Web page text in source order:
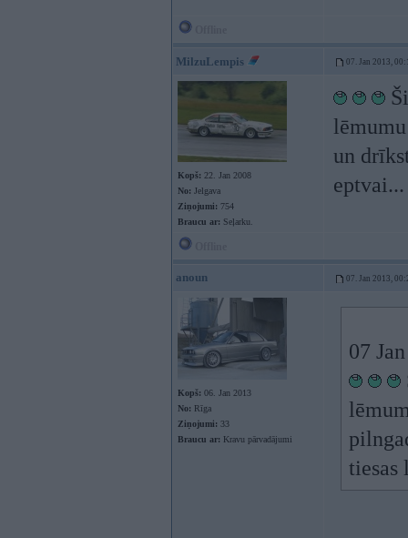
MilzuLempis 07. Jan 2013,
Kopš: 22. Jan 2008
No: Jelgava
Ziņojumi: 754
Braucu ar: Seļarku.
un
anoun 07. Jan 2013,
Kopš: 06. Jan 2013
No: Rīga
Ziņojumi: 33
Braucu ar: Kravu pārvadājumi
07
tiesas